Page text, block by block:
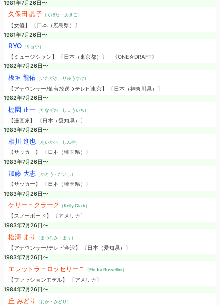
1981年7月26日〜
久保田 晶子（くぼた・あきこ）
【女優】 〔日本（広島県）〕
1981年7月26日〜
RYO（リョウ）
【ミュージシャン】 〔日本（東京都）〕
《ONE☆DRAFT》
1982年7月26日〜
板垣 龍佑（いたがき・りゅうすけ）
【アナウンサー/仙台放送→テレビ東京】 〔日本（神奈川県）〕
1982年7月26日〜
棚園 正一（たなぞの・しょういち）
【漫画家】 〔日本（愛知県）〕
1983年7月26日〜
相川 進也（あいかわ・しんや）
【サッカー】 〔日本（埼玉県）〕
1983年7月26日〜
加藤 大志（かとう・だいし）
【サッカー】 〔日本（埼玉県）〕
1983年7月26日〜
ケリー＝クラーク （Kelly Clark）
【スノーボード】 〔アメリカ〕
1983年7月26日〜
松濤 まり （まつなみ・まり）
【アナウンサー/テレビ金沢】 〔日本（愛知県）〕
1983年7月26日〜
エレットラ＝ロッセリーニ （Elettra Rossellini）
【ファッションモデル】 〔アメリカ〕
1984年7月26日〜
丘 みどり （おか・みどり）